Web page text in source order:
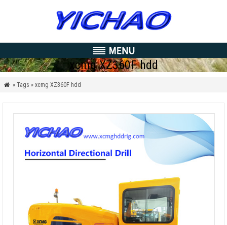
xcmg XZ360F hdd
 » Tags » xcmg XZ360F hdd